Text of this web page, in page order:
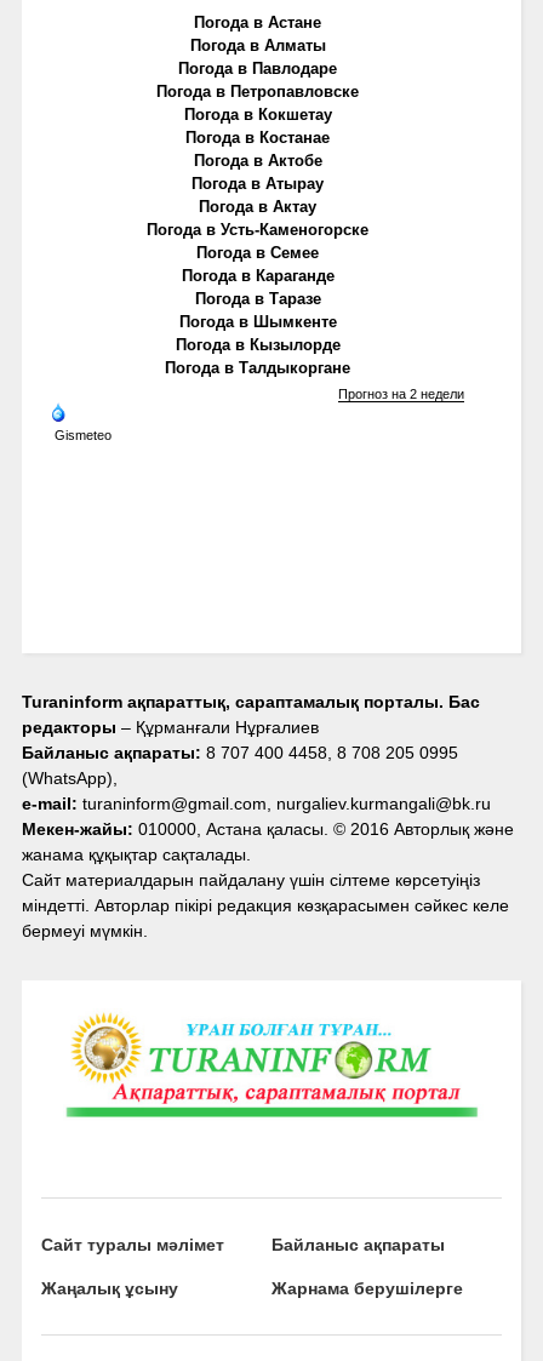
Погода в Астане
Погода в Алматы
Погода в Павлодаре
Погода в Петропавловске
Погода в Кокшетау
Погода в Костанае
Погода в Актобе
Погода в Атырау
Погода в Актау
Погода в Усть-Каменогорске
Погода в Семее
Погода в Караганде
Погода в Таразе
Погода в Шымкенте
Погода в Кызылорде
Погода в Талдыкоргане
Gismeteo
Прогноз на 2 недели
Turaninform ақпараттық, сараптамалық порталы. Бас
редакторы – Құрманғали Нұрғалиев
Байланыс ақпараты: 8 707 400 4458, 8 708 205 0995
(WhatsApp),
e-mail: turaninform@gmail.com, nurgaliev.kurmangali@bk.ru
Мекен-жайы: 010000, Астана қаласы. © 2016 Авторлық және
жанама құқықтар сақталады.
Сайт материалдарын пайдалану үшін сілтеме көрсетуіңіз
міндетті. Авторлар пікірі редакция көзқарасымен сәйкес келе
бермеуі мүмкін.
Сайт туралы мәлімет Байланыс ақпараты
Жаңалық ұсыну Жарнама берушілерге